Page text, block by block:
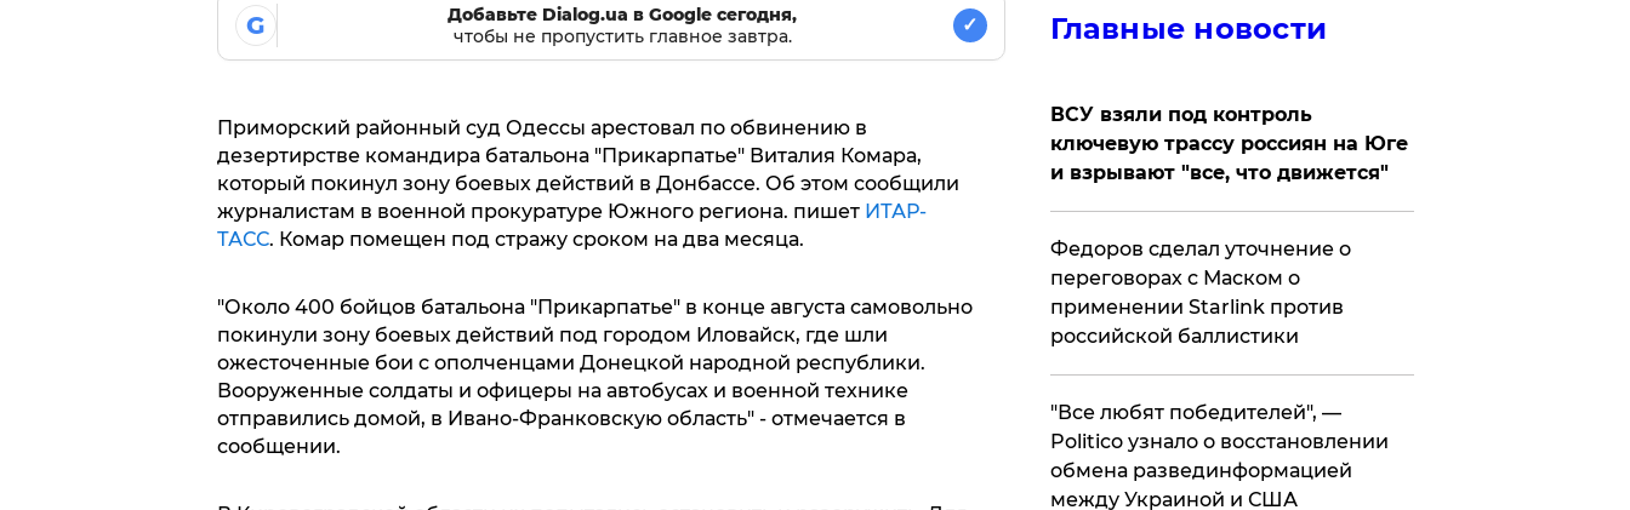
G
Добавьте Dialog.ua в Google сегодня,
чтобы не пропустить главное завтра.
✓
Приморский районный суд Одессы арестовал по обвинению в
дезертирстве командира батальона "Прикарпатье" Виталия Комара,
который покинул зону боевых действий в Донбассе. Об этом сообщили
журналистам в военной прокуратуре Южного региона. пишет ИТАР-
ТАСС. Комар помещен под стражу сроком на два месяца.
"Около 400 бойцов батальона "Прикарпатье" в конце августа самовольно
покинули зону боевых действий под городом Иловайск, где шли
ожесточенные бои с ополченцами Донецкой народной республики.
Вооруженные солдаты и офицеры на автобусах и военной технике
отправились домой, в Ивано-Франковскую область" - отмечается в
сообщении.
Главные новости
ВСУ взяли под контроль
ключевую трассу россиян на Юге
и взрывают "все, что движется"
Федоров сделал уточнение о
переговорах с Маском о
применении Starlink против
российской баллистики
​"Все любят победителей", —
Politico узнало о восстановлении
обмена развединформацией
между Украиной и США